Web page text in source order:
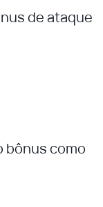
de ataque
bônus como